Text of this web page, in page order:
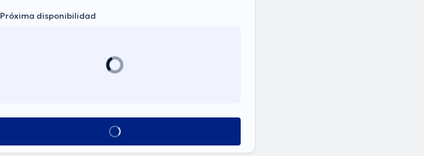
Próxima disponibilidad
Ver más horarios